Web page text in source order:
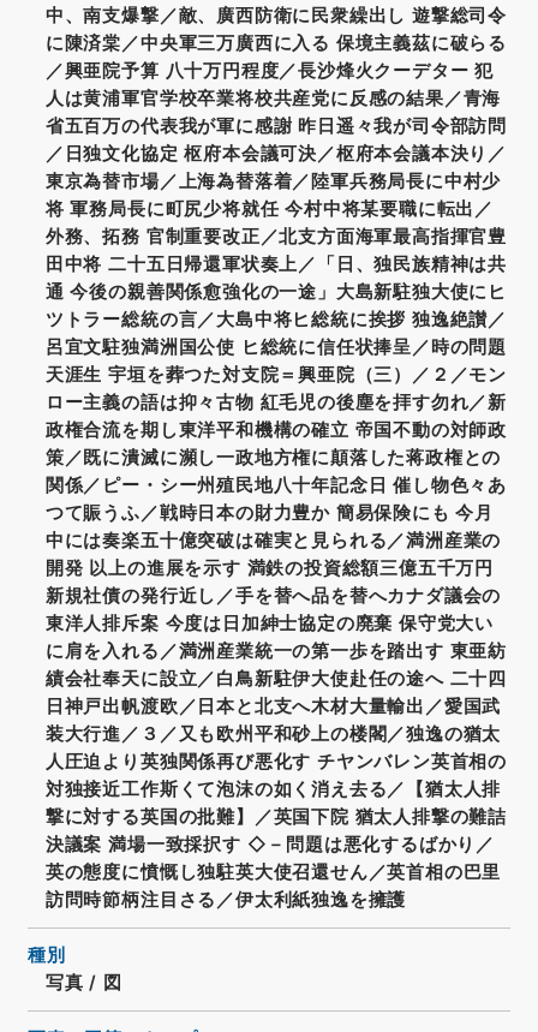
中、南支爆撃／敵、廣西防衛に民衆繰出し 遊撃総司令
に陳済棠／中央軍三万廣西に入る 保境主義茲に破らる
／興亜院予算 八十万円程度／長沙烽火クーデター 犯
人は黄浦軍官学校卒業将校共産党に反感の結果／青海
省五百万の代表我が軍に感謝 昨日遥々我が司令部訪問
／日独文化協定 枢府本会議可決／枢府本会議本決り／
東京為替市場／上海為替落着／陸軍兵務局長に中村少
将 軍務局長に町尻少将就任 今村中将某要職に転出／
外務、拓務 官制重要改正／北支方面海軍最高指揮官豊
田中将 二十五日帰還軍状奏上／「日、独民族精神は共
通 今後の親善関係愈強化の一途」大島新駐独大使にヒ
ツトラー総統の言／大島中将ヒ総統に挨拶 独逸絶讃／
呂宜文駐独満洲国公使 ヒ総統に信任状捧呈／時の問題
天涯生 宇垣を葬つた対支院＝興亜院（三）／２／モン
ロー主義の語は抑々古物 紅毛児の後塵を拝す勿れ／新
政権合流を期し東洋平和機構の確立 帝国不動の対師政
策／既に潰滅に瀕し一政地方権に顛落した蒋政権との
関係／ピー・シー州殖民地八十年記念日 催し物色々あ
つて賑うふ／戦時日本の財力豊か 簡易保険にも 今月
中には奏楽五十億突破は確実と見られる／満洲産業の
開発 以上の進展を示す 満鉄の投資総額三億五千万円
新規社債の発行近し／手を替へ品を替へカナダ議会の
東洋人排斥案 今度は日加紳士協定の廃棄 保守党大い
に肩を入れる／満洲産業統一の第一歩を踏出す 東亜紡
績会社奉天に設立／白鳥新駐伊大使赴任の途へ 二十四
日神戸出帆渡欧／日本と北支へ木材大量輸出／愛国武
装大行進／３／又も欧州平和砂上の楼閣／独逸の猶太
人圧迫より英独関係再び悪化す チヤンバレン英首相の
対独接近工作斯くて泡沫の如く消え去る／【猶太人排
撃に対する英国の批難】／英国下院 猶太人排撃の難詰
決議案 満場一致採択す ◇－問題は悪化するばかり／
英の態度に憤慨し独駐英大使召還せん／英首相の巴里
訪問時節柄注目さる／伊太利紙独逸を擁護
種別
写真 / 図